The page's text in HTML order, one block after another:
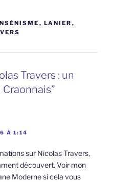
, LANIER ,
Travers : un
À 1:14
sur Nicolas Travers,
découvert. Voir mon
Moderne si cela vous